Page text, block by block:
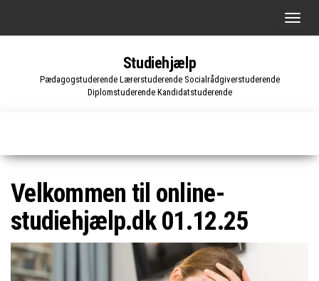
S
v
Studiehjælp
Pædagogstuderende Lærerstuderende Socialrådgiverstuderende
Diplomstuderende Kandidatstuderende
Velkommen til online-
studiehjælp.dk 01.12.25